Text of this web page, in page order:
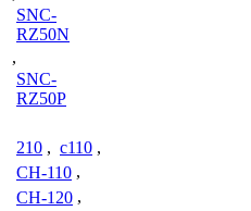
SNC-
RZ50N
,
SNC-
RZ50P
210 , c110 ,
CH-110 ,
CH-120 ,